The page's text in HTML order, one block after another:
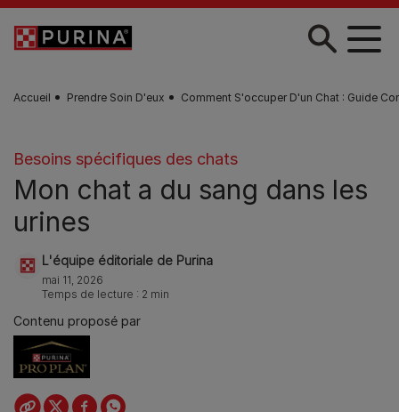
Skip to main content
Accueil Prendre Soin D'eux Comment S'occuper D'un Chat : Guide
Besoins spécifiques des chats
Mon chat a du sang dans les
urines
L'équipe éditoriale de Purina
mai 11, 2026
Temps de lecture : 2 min
Contenu proposé par